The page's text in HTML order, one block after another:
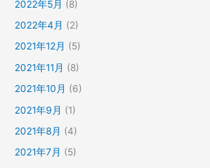
2022年5月 (8)
2022年4月 (2)
2021年12月 (5)
2021年11月 (8)
2021年10月 (6)
2021年9月 (1)
2021年8月 (4)
2021年7月 (5)